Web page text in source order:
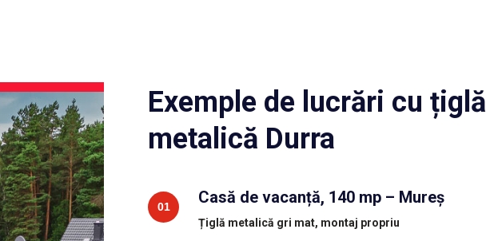
Exemple de lucrări cu țiglă
metalică Durra
01 Casă de vacanță, 140 mp – Mureș
Țiglă metalică gri mat, montaj propriu